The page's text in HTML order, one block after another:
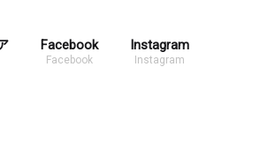
Facebook
Facebook
Instagram
Instagram